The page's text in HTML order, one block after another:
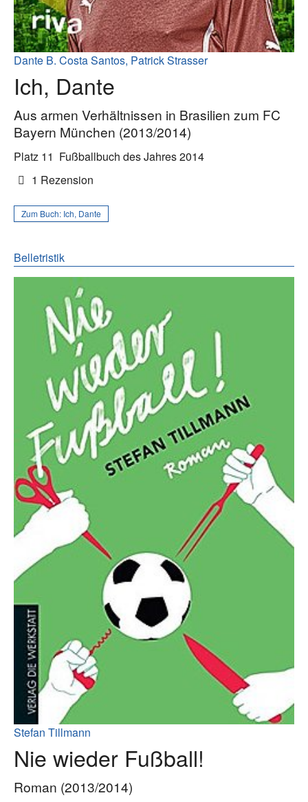
Dante B. Costa Santos, Patrick Strasser
Ich, Dante
Aus armen Verhältnissen in Brasilien zum FC
Bayern München (2013/2014)
Platz 11 Fußballbuch des Jahres 2014
1 Rezension
Zum Buch: Ich, Dante
Belletristik
Stefan Tillmann
Nie wieder Fußball!
Roman (2013/2014)